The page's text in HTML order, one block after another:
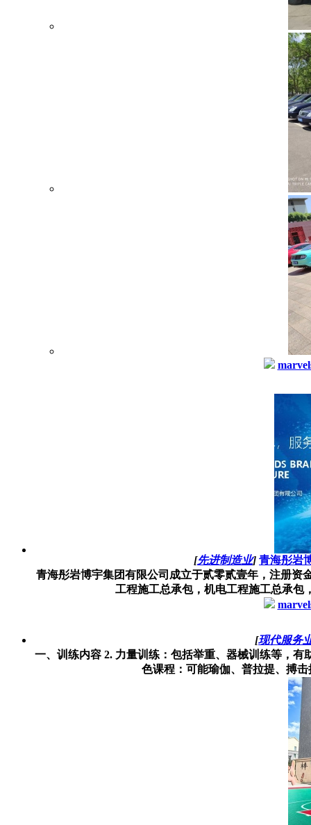
[先进制造业] 青海彤岩
青海彤岩博宇集团有限公司成立于贰零贰壹年，注册
工程施工总承包，机电工程施工总承包
[现代服务
一、训练内容 2. 力量训练：包括举重、器械训练等，
色课程：可能瑜伽、普拉提、搏